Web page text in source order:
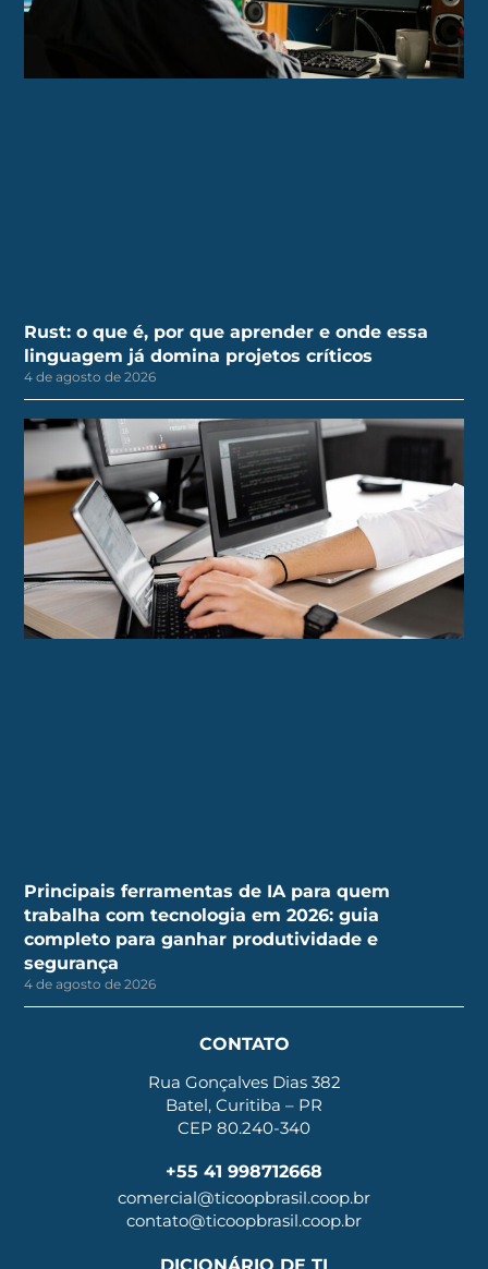
Rust: o que é, por que aprender e onde essa
linguagem já domina projetos críticos
4 de agosto de 2026
Principais ferramentas de IA para quem
trabalha com tecnologia em 2026: guia
completo para ganhar produtividade e
segurança
4 de agosto de 2026
CONTATO
Rua Gonçalves Dias 382
Batel, Curitiba – PR
CEP 80.240-340
+55 41 998712668
comercial@ticoopbrasil.coop.br
contato@ticoopbrasil.coop.br